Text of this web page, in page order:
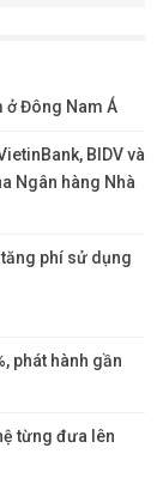
ở Đông Nam Á
BIDV và
Ngân hàng Nhà
phí sử dụng
phát hành gần
từng đưa lên